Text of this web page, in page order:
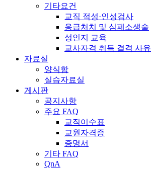
기타요건
교직 적성·인성검사
응급처치 및 심폐소생술
성인지 교육
교사자격 취득 결격 사유
자료실
양식함
실습자료실
게시판
공지사항
주요 FAQ
교직이수표
교원자격증
증명서
기타 FAQ
QnA